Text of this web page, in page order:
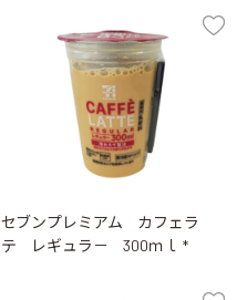
セブンプレミアム カフェラ
テ レギュラ－ 300ｍｌ *